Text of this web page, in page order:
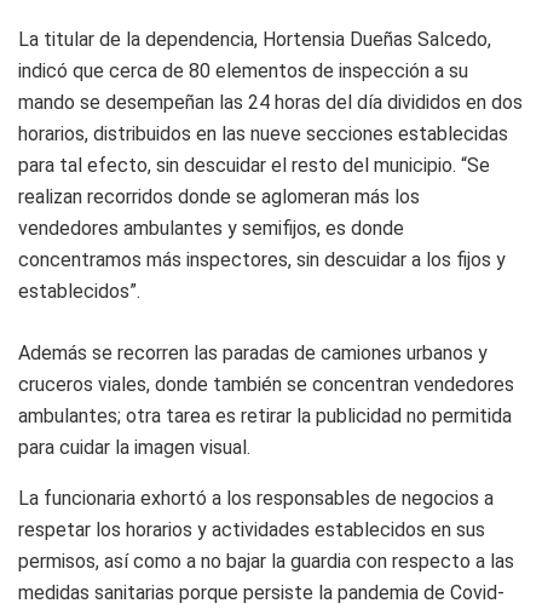
La titular de la dependencia, Hortensia Dueñas Salcedo,
indicó que cerca de 80 elementos de inspección a su
mando se desempeñan las 24 horas del día divididos en dos
horarios, distribuidos en las nueve secciones establecidas
para tal efecto, sin descuidar el resto del municipio. “Se
realizan recorridos donde se aglomeran más los
vendedores ambulantes y semifijos, es donde
concentramos más inspectores, sin descuidar a los fijos y
establecidos”.
Además se recorren las paradas de camiones urbanos y
cruceros viales, donde también se concentran vendedores
ambulantes; otra tarea es retirar la publicidad no permitida
para cuidar la imagen visual.
La funcionaria exhortó a los responsables de negocios a
respetar los horarios y actividades establecidos en sus
permisos, así como a no bajar la guardia con respecto a las
medidas sanitarias porque persiste la pandemia de Covid-